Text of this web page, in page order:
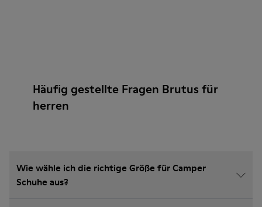
Häufig gestellte Fragen Brutus für
herren
Wie wähle ich die richtige Größe für Camper
Schuhe aus?